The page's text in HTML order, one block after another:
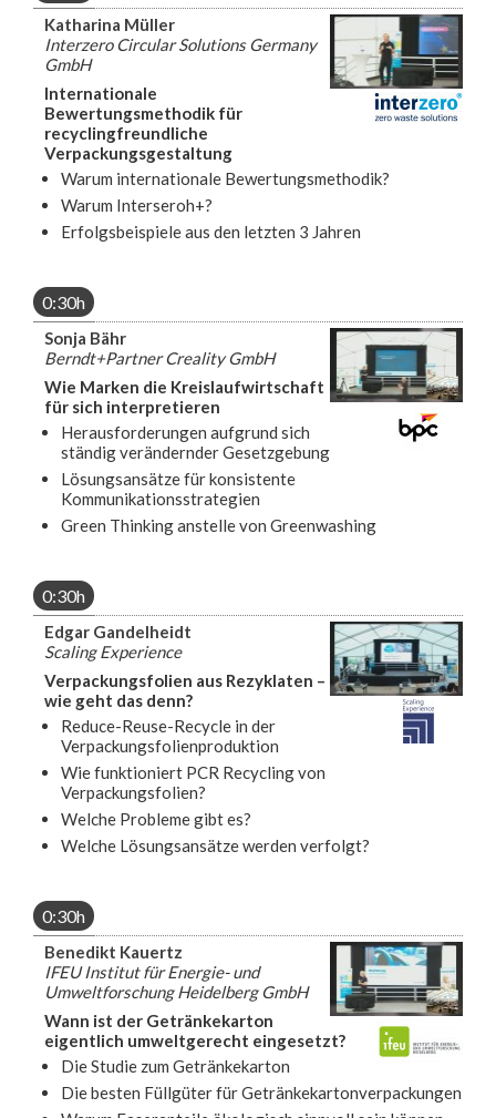
Katharina Müller
Interzero Circular Solutions Germany
GmbH
Internationale
Bewertungsmethodik für
recyclingfreundliche
Verpackungsgestaltung
Warum internationale Bewertungsmethodik?
Warum Interseroh+?
Erfolgsbeispiele aus den letzten 3 Jahren
0:30h
Sonja Bähr
Berndt+Partner Creality GmbH
Wie Marken die Kreislaufwirtschaft
für sich interpretieren
Herausforderungen aufgrund sich
ständig verändernder Gesetzgebung
Lösungsansätze für konsistente
Kommunikationsstrategien
Green Thinking anstelle von Greenwashing
0:30h
Edgar Gandelheidt
Scaling Experience
Verpackungsfolien aus Rezyklaten –
wie geht das denn?
Reduce-Reuse-Recycle in der
Verpackungsfolienproduktion
Wie funktioniert PCR Recycling von
Verpackungsfolien?
Welche Probleme gibt es?
Welche Lösungsansätze werden verfolgt?
0:30h
Benedikt Kauertz
IFEU Institut für Energie- und
Umweltforschung Heidelberg GmbH
Wann ist der Getränkekarton
eigentlich umweltgerecht eingesetzt?
Die Studie zum Getränkekarton
Die besten Füllgüter für Getränkekartonverpackungen